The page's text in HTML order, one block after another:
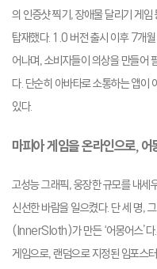
의 인증샷 찍기, 장애물 달리기 게
탑재했다. 1.0 버전 출시 이후 7개
어나며, 소비자들이 의상을 만들어
다. 단순히 아바타로 소통하는 앱이
있다.
마피아 게임을 온라인으로, 어
고성능 그래픽, 웅장한 규모를 내세
신선한 바람을 일으켰다. 단 세 명,
(InnerSloth)가 만든 ‘어몽어스’다
게임으로, 랜덤으로 지정된 임포스